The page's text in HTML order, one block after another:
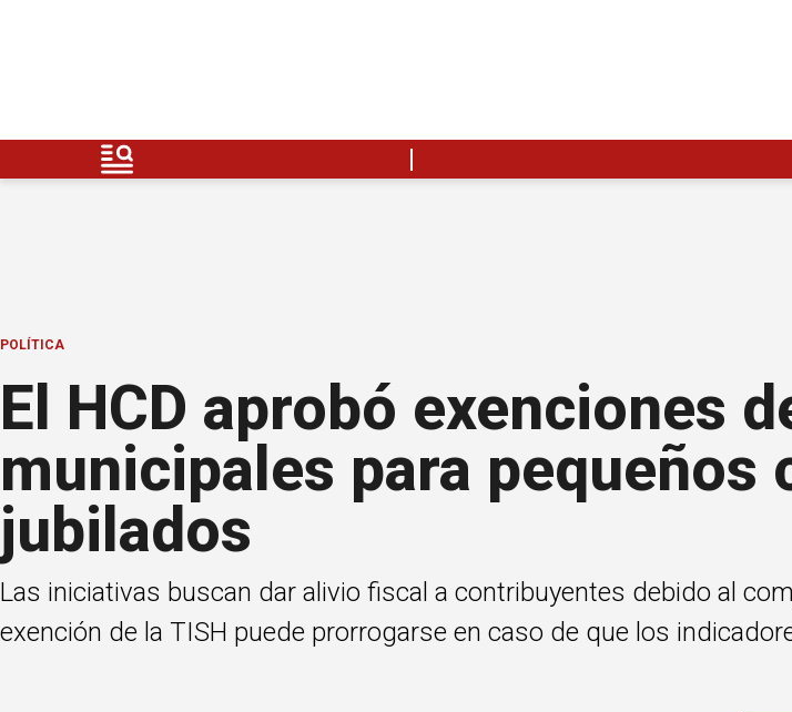
POLÍTICA
El HCD aprobó exenciones
municipales para pequeños
jubilados
Las iniciativas buscan dar alivio fiscal a contribuyentes debido al
exención de la TISH puede prorrogarse en caso de que los